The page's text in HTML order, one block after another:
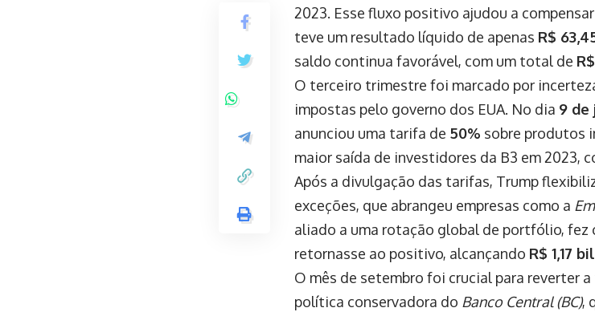
2023. Esse fluxo positivo ajudou a
teve um resultado líquido de apenas R$
saldo continua favorável, com um total de
O terceiro trimestre foi marcado por
impostas pelo governo dos EUA. No dia 9 de
anunciou uma tarifa de 50% sobre produtos
maior saída de investidores da B3 em 2023,
Após a divulgação das tarifas, Trump
exceções, que abrangeu empresas como a
aliado a uma rotação global de portfólio, fez
retornasse ao positivo, alcançando R$ 1,17
O mês de setembro foi crucial para reverter
política conservadora do Banco Central (BC),